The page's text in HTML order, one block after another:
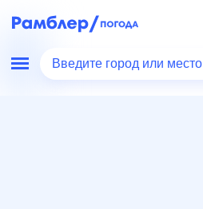
Введите город или место